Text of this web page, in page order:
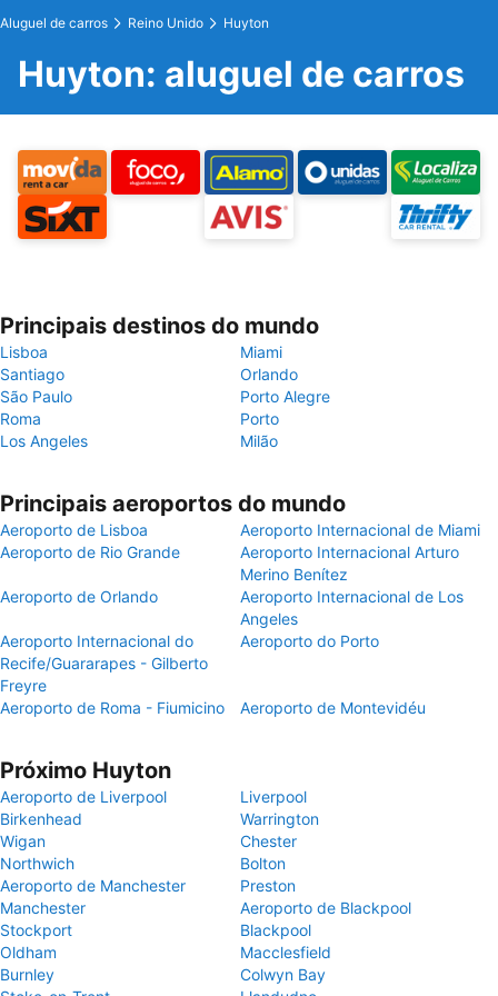
Aluguel de carros Reino Unido Huyton
Huyton: aluguel de carros
Principais destinos do mundo
Lisboa
Miami
Santiago
Orlando
São Paulo
Porto Alegre
Roma
Porto
Los Angeles
Milão
Principais aeroportos do mundo
Aeroporto de Lisboa
Aeroporto Internacional de Miami
Aeroporto de Rio Grande
Aeroporto Internacional Arturo
Merino Benítez
Aeroporto de Orlando
Aeroporto Internacional de Los
Angeles
Aeroporto Internacional do
Recife/Guararapes - Gilberto
Freyre
Aeroporto do Porto
Aeroporto de Roma - Fiumicino Aeroporto de Montevidéu
Próximo Huyton
Aeroporto de Liverpool
Liverpool
Birkenhead
Warrington
Wigan
Chester
Northwich
Bolton
Aeroporto de Manchester
Preston
Manchester
Aeroporto de Blackpool
Stockport
Blackpool
Oldham
Macclesfield
Burnley
Colwyn Bay